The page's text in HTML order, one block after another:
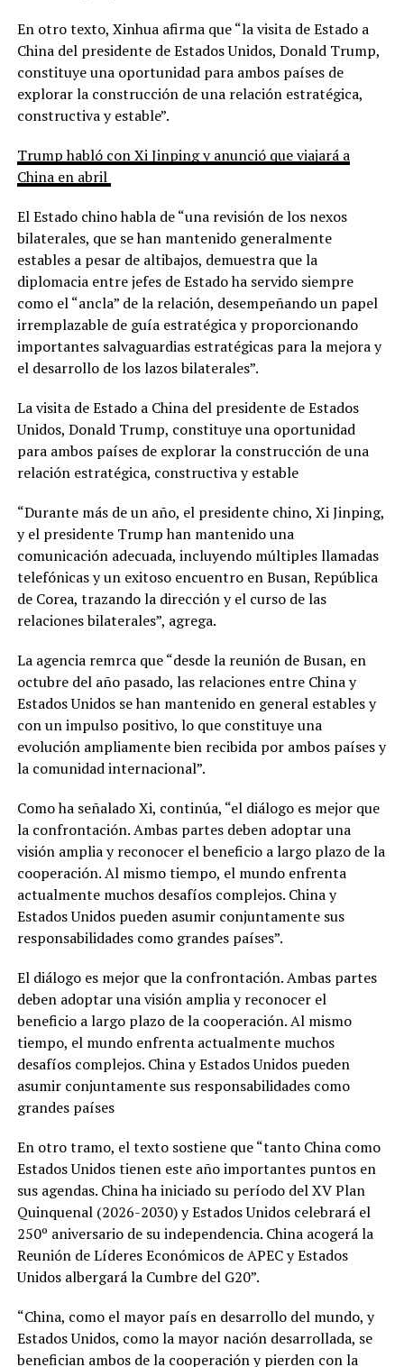
En otro texto, Xinhua afirma que “la visita de Estado a
China del presidente de Estados Unidos, Donald Trump,
constituye una oportunidad para ambos países de
explorar la construcción de una relación estratégica,
constructiva y estable”.
Trump habló con Xi Jinping y anunció que viajará a
China en abril
El Estado chino habla de “una revisión de los nexos
bilaterales, que se han mantenido generalmente
estables a pesar de altibajos, demuestra que la
diplomacia entre jefes de Estado ha servido siempre
como el “ancla” de la relación, desempeñando un papel
irremplazable de guía estratégica y proporcionando
importantes salvaguardias estratégicas para la mejora y
el desarrollo de los lazos bilaterales”.
La visita de Estado a China del presidente de Estados
Unidos, Donald Trump, constituye una oportunidad
para ambos países de explorar la construcción de una
relación estratégica, constructiva y estable
“Durante más de un año, el presidente chino, Xi Jinping,
y el presidente Trump han mantenido una
comunicación adecuada, incluyendo múltiples llamadas
telefónicas y un exitoso encuentro en Busan, República
de Corea, trazando la dirección y el curso de las
relaciones bilaterales”, agrega.
La agencia remrca que “desde la reunión de Busan, en
octubre del año pasado, las relaciones entre China y
Estados Unidos se han mantenido en general estables y
con un impulso positivo, lo que constituye una
evolución ampliamente bien recibida por ambos países y
la comunidad internacional”.
Como ha señalado Xi, continúa, “el diálogo es mejor que
la confrontación. Ambas partes deben adoptar una
visión amplia y reconocer el beneficio a largo plazo de la
cooperación. Al mismo tiempo, el mundo enfrenta
actualmente muchos desafíos complejos. China y
Estados Unidos pueden asumir conjuntamente sus
responsabilidades como grandes países”.
El diálogo es mejor que la confrontación. Ambas partes
deben adoptar una visión amplia y reconocer el
beneficio a largo plazo de la cooperación. Al mismo
tiempo, el mundo enfrenta actualmente muchos
desafíos complejos. China y Estados Unidos pueden
asumir conjuntamente sus responsabilidades como
grandes países
En otro tramo, el texto sostiene que “tanto China como
Estados Unidos tienen este año importantes puntos en
sus agendas. China ha iniciado su período del XV Plan
Quinquenal (2026-2030) y Estados Unidos celebrará el
250º aniversario de su independencia. China acogerá la
Reunión de Líderes Económicos de APEC y Estados
Unidos albergará la Cumbre del G20”.
“China, como el mayor país en desarrollo del mundo, y
Estados Unidos, como la mayor nación desarrollada, se
benefician ambos de la cooperación y pierden con la